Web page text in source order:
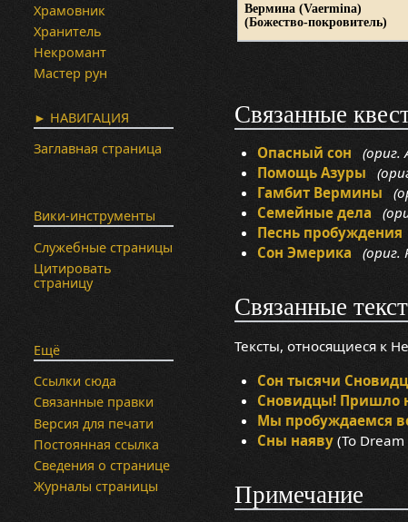
Вермина (Vaermina)
(Божество-покровитель)
Связанные
Опасный сон
(ориг.
Помощь Азуры
Гамбит Вермины
Семейные дела
Песнь пробуждения
Сон Эмерика
(ориг.
Связанные
Тексты, относящиеся к
Сон тысячи
Сновидцы! Пришло
Мы пробуждаемся
Сны наяву(To Dream
Примечание
Храмовник
Хранитель
Некромант
Мастер рун
► НАВИГАЦИЯ
Заглавная страница
Вики-инструменты
Служебные страницы
Цитировать
страницу
Ещё
Ссылки сюда
Связанные правки
Версия для печати
Постоянная ссылка
Сведения о странице
Журналы страницы